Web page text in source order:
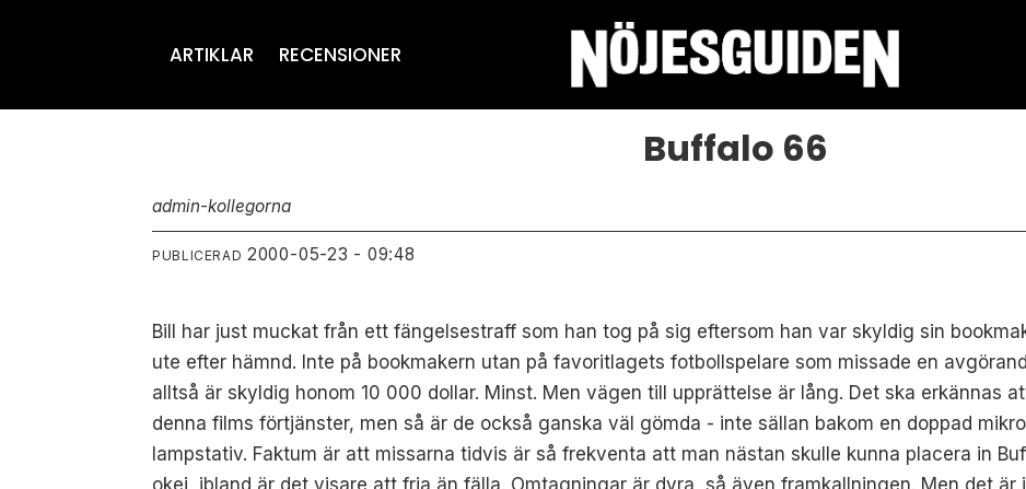
ARTIKLAR RECENSIONER
Buffalo 66
admin-kollegorna
PUBLICERAD 2000-05-23 - 09:48
Bill har just muckat från ett fängelsestraff som han tog på sig eftersom han var skyldig sin
ute efter hämnd. Inte på bookmakern utan på favoritlagets fotbollspelare som missade en
alltså är skyldig honom 10 000 dollar. Minst. Men vägen till upprättelse är lång. Det ska erkännas
denna films förtjänster, men så är de också ganska väl gömda - inte sällan bakom en doppad
lampstativ. Faktum är att missarna tidvis är så frekventa att man nästan skulle kunna placera in